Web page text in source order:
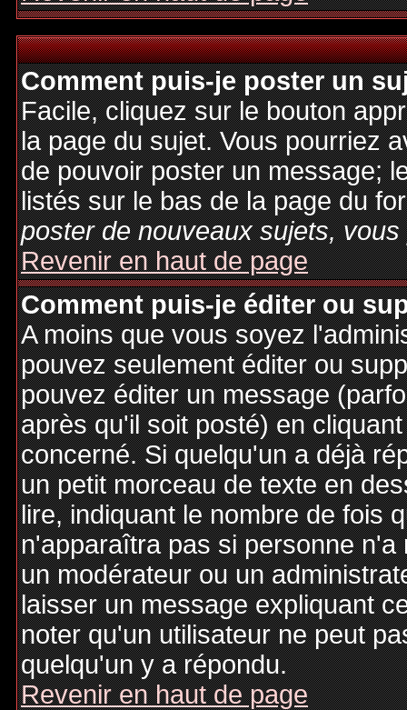
Comment puis-je poster un
Facile, cliquez sur le bouton
la page du sujet. Vous pourriez
de pouvoir poster un message;
listés sur le bas de la page du
poster de nouveaux sujets,
Revenir en haut de page
Comment puis-je éditer ou
A moins que vous soyez
pouvez seulement éditer ou
pouvez éditer un message
après qu'il soit posté) en
concerné. Si quelqu'un a déjà
un petit morceau de texte en
lire, indiquant le nombre de fois
n'apparaîtra pas si personne
un modérateur ou un
laisser un message expliquant
noter qu'un utilisateur ne peut
quelqu'un y a répondu.
Revenir en haut de page